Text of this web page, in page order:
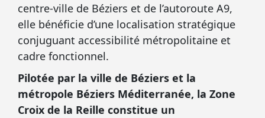
centre-ville de Béziers et de l’autoroute A9,
elle bénéficie d’une localisation stratégique
conjuguant accessibilité métropolitaine et
cadre fonctionnel.
Pilotée par la ville de Béziers et la
métropole Béziers Méditerranée, la Zone
Croix de la Reille constitue un